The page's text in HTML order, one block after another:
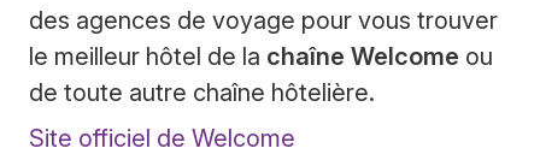
des agences de voyage pour vous trouver
le meilleur hôtel de la chaîne Welcome ou
de toute autre chaîne hôtelière.
Site officiel de Welcome